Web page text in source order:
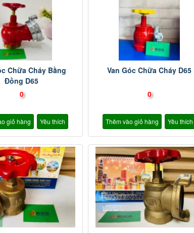
Chữa Cháy Bằng
Đồng D65
0
giỏ hàng Yêu thích
Van Góc Chữa Cháy D65
0
Thêm vào giỏ hàng Yêu thích